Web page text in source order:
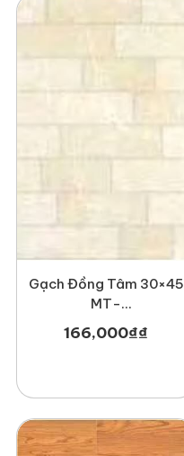
Gạch Đồng Tâm 30×45
MT-
GDT3045Hoada001
166,000₫₫